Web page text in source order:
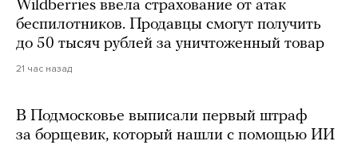
Wildberries ввела страхование от атак
беспилотников. Продавцы смогут получить
до 50 тысяч рублей за уничтоженный товар
21 час назад
В Подмосковье выписали первый штраф
за борщевик, который нашли с помощью ИИ